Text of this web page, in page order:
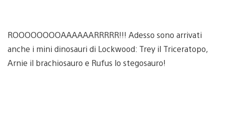
ROOOOOOOOAAAAAARRRRR!!! Adesso sono arrivati
anche i mini dinosauri di Lockwood: Trey il Triceratopo,
Arnie il brachiosauro e Rufus lo stegosauro!